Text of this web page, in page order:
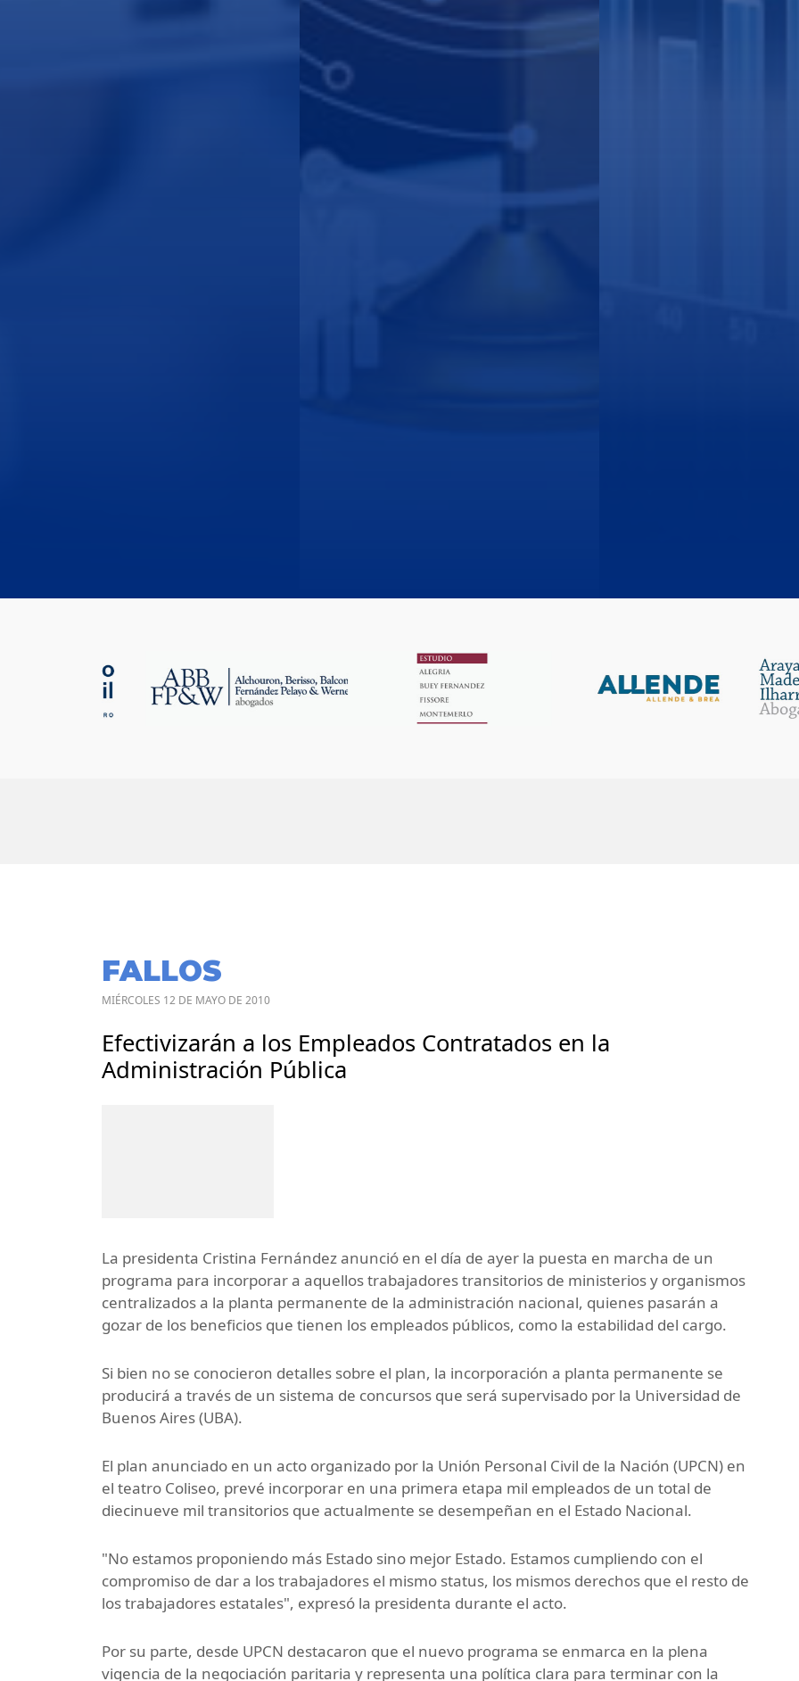
FALLOS
MIÉRCOLES 12 DE MAYO DE 2010
Efectivizarán a los Empleados Contratados en la
Administración Pública
La presidenta Cristina Fernández anunció en el día de ayer la puesta en marcha de un
programa para incorporar a aquellos trabajadores transitorios de ministerios y organismos
centralizados a la planta permanente de la administración nacional, quienes pasarán a
gozar de los beneficios que tienen los empleados públicos, como la estabilidad del cargo.
Si bien no se conocieron detalles sobre el plan, la incorporación a planta permanente se
producirá a través de un sistema de concursos que será supervisado por la Universidad de
Buenos Aires (UBA).
El plan anunciado en un acto organizado por la Unión Personal Civil de la Nación (UPCN) en
el teatro Coliseo, prevé incorporar en una primera etapa mil empleados de un total de
diecinueve mil transitorios que actualmente se desempeñan en el Estado Nacional.
"No estamos proponiendo más Estado sino mejor Estado. Estamos cumpliendo con el
compromiso de dar a los trabajadores el mismo status, los mismos derechos que el resto de
los trabajadores estatales", expresó la presidenta durante el acto.
Por su parte, desde UPCN destacaron que el nuevo programa se enmarca en la plena
vigencia de la negociación paritaria y representa una política clara para terminar con la